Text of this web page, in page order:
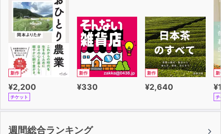
新作
¥2,200
チケット
新作
¥330
新作
¥2,640
新
チ
週間総合ランキング